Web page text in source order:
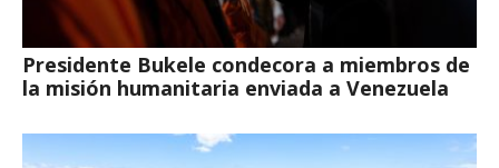
Presidente Bukele condecora a miembros de
la misión humanitaria enviada a Venezuela